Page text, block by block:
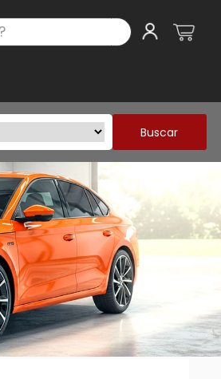
Buscar